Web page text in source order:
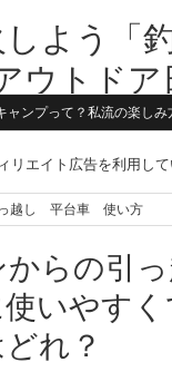
よう「
ウトドア
気で遊ぶ】1981年う
読んで頂けたら嬉しい
ャンプって？私流の楽しみ
リエイト広告を利用し
っ越し 平台車 使い方
らの引
いやす
れ？